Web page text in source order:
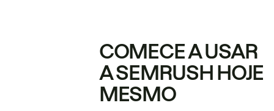
COMECE A USAR
A SEMRUSH HOJE
MESMO